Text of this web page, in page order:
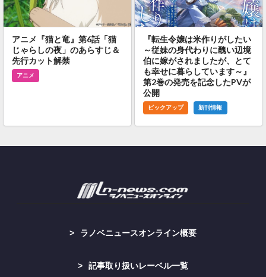
アニメ『猫と竜』第6話「猫
じゃらしの夜」のあらすじ＆
先行カット解禁
アニメ
『転生令嬢は米作りがしたい
～従妹の身代わりに醜い辺境
伯に嫁がされましたが、とて
も幸せに暮らしています～』
第2巻の発売を記念したPVが
公開
ピックアップ 新刊情報
ラノベニュースオンライン概要
記事取り扱いレーベル一覧